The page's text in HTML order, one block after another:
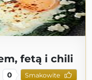
fetą i chili
0 Smakowite